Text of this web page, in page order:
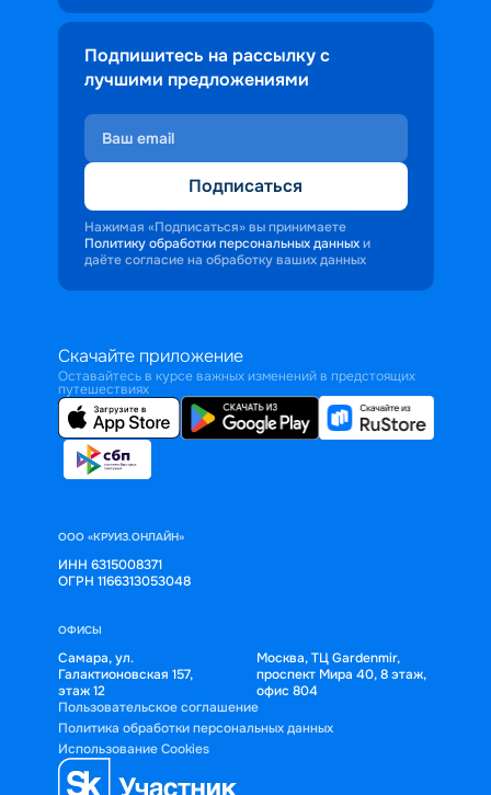
Подпишитесь на рассылку с
лучшими предложениями
Подписаться
Нажимая «Подписаться» вы принимаете
Политику обработки персональных данных и
даёте согласие на обработку ваших данных
Скачайте приложение
Оставайтесь в курсе важных изменений в предстоящих
путешествиях
ООО «КРУИЗ.ОНЛАЙН»
ИНН 6315008371
ОГРН 1166313053048
ОФИСЫ
Самара, ул.
Галактионовская 157,
этаж 12
Москва, ТЦ Gardenmir,
проспект Мира 40, 8 этаж,
офис 804
Пользовательское соглашение
Политика обработки персональных данных
Использование Cookies